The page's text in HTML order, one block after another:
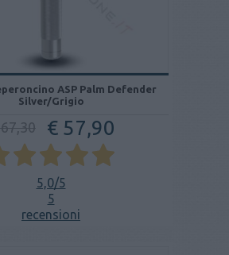
ASP Palm Defender
Silver/Grigio
€ 57,90
5,0/5
5
recensioni